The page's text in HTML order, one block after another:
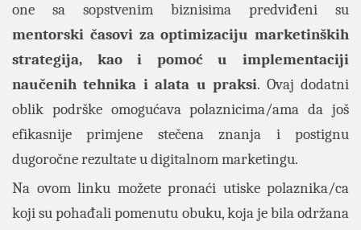
one sa sopstvenim biznisima predviđeni su
mentorski časovi za optimizaciju marketinških
strategija, kao i pomoć u implementaciji
naučenih tehnika i alata u praksi. Ovaj dodatni
oblik podrške omogućava polaznicima/ama da još
efikasnije primjene stečena znanja i postignu
dugoročne rezultate u digitalnom marketingu.
Na ovom linku možete pronaći utiske polaznika/ca
koji su pohađali pomenutu obuku, koja je bila održana